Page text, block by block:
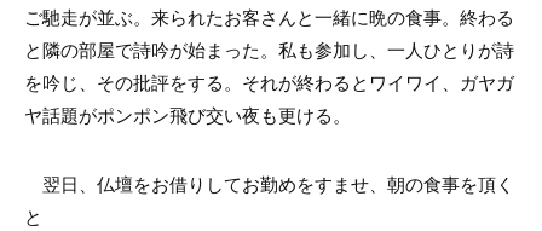
ご馳走が並ぶ。来られたお客さんと一緒に晩の食事。終わる
と隣の部屋で詩吟が始まった。私も参加し、一人ひとりが詩
を吟じ、その批評をする。それが終わるとワイワイ、ガヤガ
ヤ話題がポンポン飛び交い夜も更ける。
翌日、仏壇をお借りしてお勤めをすませ、朝の食事を頂く
と